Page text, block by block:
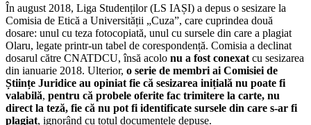
În august 2018, Liga Studenților (LS IAȘI) a depus o sesizare la
Comisia de Etică a Universității „Cuza”, care cuprindea două
dosare: unul cu teza fotocopiată, unul cu sursele din care a plagiat
Olaru, legate printr-un tabel de corespondență. Comisia a declinat
dosarul către CNATDCU, însă acolo nu a fost conexatcu sesizarea
din ianuarie 2018. Ulterior, o serie de membri ai Comisiei de
Științe Juridice au opiniat fie că sesizarea inițială nu poate fi
valabilă, pentru că probele oferite fac trimitere la carte, nu
direct la teză, fie că nu pot fi identificate sursele din care s-ar fi
plagiat, ignorând cu totul documentele depuse.